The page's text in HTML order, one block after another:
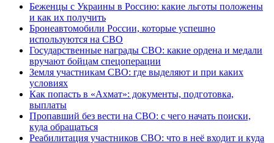
Беженцы с Украины в Россию: какие льготы положены
и как их получить
Бронеавтомобили России, которые успешно
используются на СВО
Государственные награды СВО: какие ордена и медали
вручают бойцам спецоперации
Земля участникам СВО: где выделяют и при каких
условиях
Как попасть в «Ахмат»: документы, подготовка,
выплаты
Пропавший без вести на СВО: с чего начать поиски,
куда обращаться
Реабилитация участников СВО: что в неё входит и куда